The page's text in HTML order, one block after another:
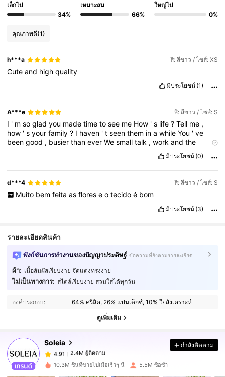
เล็กไป
34%
เหมาะสม
66%
ใหญ่ไป
0%
คุณภาพดี(1)
h***a สี: สีขาว / ไซส์: XS
Cuteand highquality
มีประโยชน์ (1)
A***e สี: สีขาว / ไซส์: S
I ' msogladyou madetimetosee me How 's life?Tell me ,
how 'syourfamily? I haven 'tseenthem inawhileYou 've
beengood , busierthaneverWesmalltalk ,workandthe
Because the last
mindYougave
merosesandIleftthemtheretodie
มีประโยชน์ (0)
d***4 สี: สีขาว / ไซส์: S
Muito bem feita as flores e o tecido é bom
มีประโยชน์ (3)
รายละเอียดสินค้า
ฟังก์ชันการทำงานของปัญญาประดิษฐ์ ข้อความที่อิงตามรายละเอียด
ผ้า: เนื้อสัมผัสเรียบง่าย จัดแต่งทรงง่าย
ไม่เป็นทางการ: สไตล์เรียบง่าย สวมใส่ได้ทุกวัน
องค์ประกอบ: 64% คริลิค, 26% แปนเด็กซ์, 10% ใยสังเคราะห์
ดูเพิ่มเติม
Soleia
4.91 2.4M ผู้ติดตาม
2.4M ผู้ติดตาม
k***lจ่าย1 วันที่ผ่านมา
กำลังติดตาม
10.3M ชิ้นที่ขายไปเมื่อเร็วๆ นี้ 5.5M ซื้อซ้ำ